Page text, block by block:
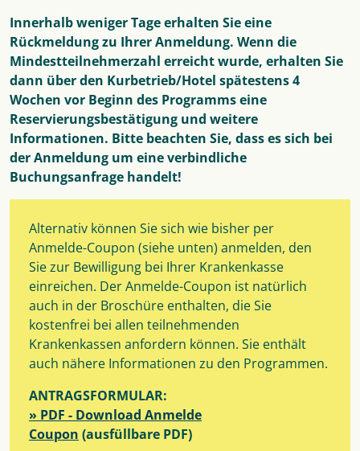
Innerhalb weniger Tage erhalten Sie eine
Rückmeldung zu Ihrer Anmeldung. Wenn die
Mindestteilnehmerzahl erreicht wurde, erhalten Sie
dann über den Kurbetrieb/Hotel spätestens 4
Wochen vor Beginn des Programms eine
Reservierungsbestätigung und weitere
Informationen. Bitte beachten Sie, dass es sich bei
der Anmeldung um eine verbindliche
Buchungsanfrage handelt!
Alternativ können Sie sich wie bisher per
Anmelde-Coupon (siehe unten) anmelden, den
Sie zur Bewilligung bei Ihrer Krankenkasse
einreichen. Der Anmelde-Coupon ist natürlich
auch in der Broschüre enthalten, die Sie
kostenfrei bei allen teilnehmenden
Krankenkassen anfordern können. Sie enthält
auch nähere Informationen zu den Programmen.
ANTRAGSFORMULAR:
» PDF - Download Anmelde
Coupon (ausfüllbare PDF)